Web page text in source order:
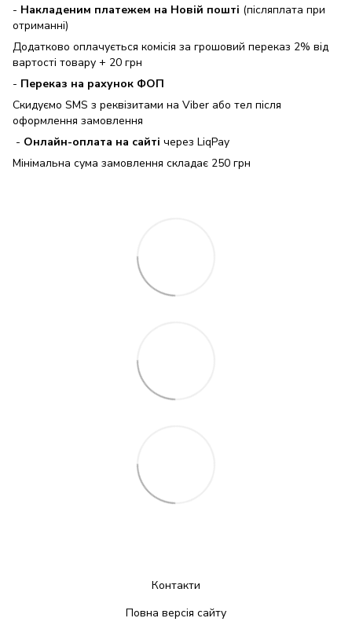
- Накладеним платежем на Новій пошті (післяплата при
отриманні)
Додатково оплачується комісія за грошовий переказ 2% від
вартості товару + 20 грн
- Переказ на рахунок ФОП
Скидуємо SMS з реквізитами на Viber або тел після
оформлення замовлення
- Онлайн-оплата на сайті через LiqPay
Мінімальна сума замовлення складає 250 грн
Контакти
Повна версія сайту